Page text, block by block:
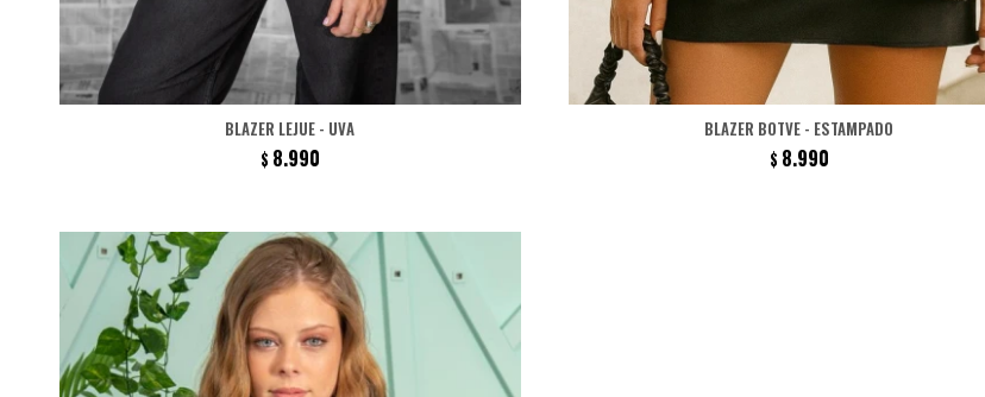
BLAZER LEJUE - UVA
$ 8.990
BLAZER BOTVE - ESTAMPADO
$ 8.990